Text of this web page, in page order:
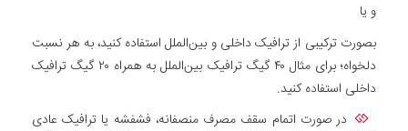
و یا
بصورت ترکیبی از ترافیک داخلی و بین‌الملل استفاده کنید، به هر نسبت
دلخواه؛ برای مثال ۴۰ گیگ ترافیک بین‌الملل به همراه ۲۰ گیگ ترافیک
داخلی استفاده کنید.
در صورت اتمام سقف مصرف منصفانه، فشفشه یا ترافیک عادی